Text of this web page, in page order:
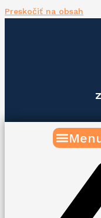
Preskočiť na obsah